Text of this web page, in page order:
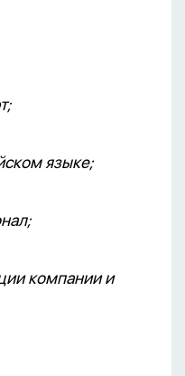
языке;
компании и